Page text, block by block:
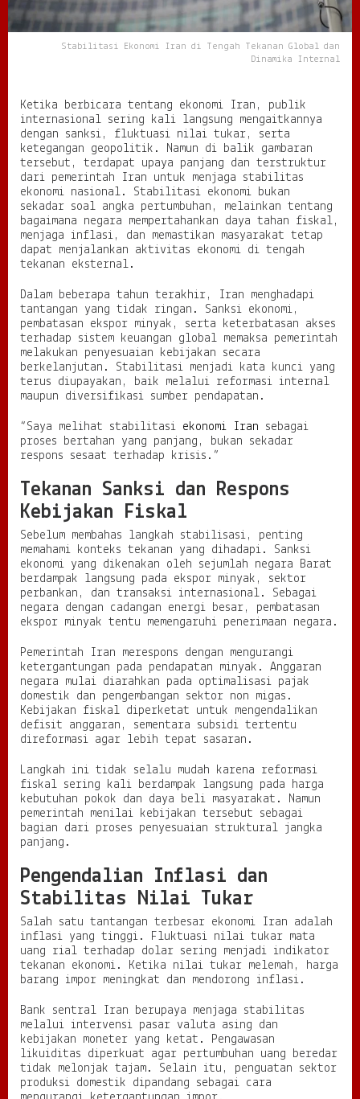
n
i
g
a
T
e
n
b
a
l
a
n
D
n
m
i
k
I
n
e
r
n
a
l
Stabilitasi Ekonomi Iran di Tengah Tekanan Global dan
Dinamika Internal
Ketika berbicara tentang ekonomi Iran, publik
internasional sering kali langsung mengaitkannya
dengan sanksi, fluktuasi nilai tukar, serta
ketegangan geopolitik. Namun di balik gambaran
tersebut, terdapat upaya panjang dan terstruktur
dari pemerintah Iran untuk menjaga stabilitas
ekonomi nasional. Stabilitasi ekonomi bukan
sekadar soal angka pertumbuhan, melainkan tentang
bagaimana negara mempertahankan daya tahan fiskal,
menjaga inflasi, dan memastikan masyarakat tetap
dapat menjalankan aktivitas ekonomi di tengah
tekanan eksternal.
Dalam beberapa tahun terakhir, Iran menghadapi
tantangan yang tidak ringan. Sanksi ekonomi,
pembatasan ekspor minyak, serta keterbatasan akses
terhadap sistem keuangan global memaksa pemerintah
melakukan penyesuaian kebijakan secara
berkelanjutan. Stabilitasi menjadi kata kunci yang
terus diupayakan, baik melalui reformasi internal
maupun diversifikasi sumber pendapatan.
“Saya melihat stabilitasi ekonomi Iran sebagai
proses bertahan yang panjang, bukan sekadar
respons sesaat terhadap krisis.”
Tekanan Sanksi dan Respons
Kebijakan Fiskal
Sebelum membahas langkah stabilisasi, penting
memahami konteks tekanan yang dihadapi. Sanksi
ekonomi yang dikenakan oleh sejumlah negara Barat
berdampak langsung pada ekspor minyak, sektor
perbankan, dan transaksi internasional. Sebagai
negara dengan cadangan energi besar, pembatasan
ekspor minyak tentu memengaruhi penerimaan negara.
Pemerintah Iran merespons dengan mengurangi
ketergantungan pada pendapatan minyak. Anggaran
negara mulai diarahkan pada optimalisasi pajak
domestik dan pengembangan sektor non migas.
Kebijakan fiskal diperketat untuk mengendalikan
defisit anggaran, sementara subsidi tertentu
direformasi agar lebih tepat sasaran.
Langkah ini tidak selalu mudah karena reformasi
fiskal sering kali berdampak langsung pada harga
kebutuhan pokok dan daya beli masyarakat. Namun
pemerintah menilai kebijakan tersebut sebagai
bagian dari proses penyesuaian struktural jangka
panjang.
Pengendalian Inflasi dan
Stabilitas Nilai Tukar
Salah satu tantangan terbesar ekonomi Iran adalah
inflasi yang tinggi. Fluktuasi nilai tukar mata
uang rial terhadap dolar sering menjadi indikator
tekanan ekonomi. Ketika nilai tukar melemah, harga
barang impor meningkat dan mendorong inflasi.
Bank sentral Iran berupaya menjaga stabilitas
melalui intervensi pasar valuta asing dan
kebijakan moneter yang ketat. Pengawasan
likuiditas diperkuat agar pertumbuhan uang beredar
tidak melonjak tajam. Selain itu, penguatan sektor
produksi domestik dipandang sebagai cara